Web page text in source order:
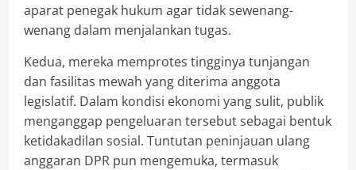
aparat penegak hukum agar tidak sewenang-
wenang dalam menjalankan tugas.
Kedua, mereka memprotes tingginya tunjangan
dan fasilitas mewah yang diterima anggota
legislatif. Dalam kondisi ekonomi yang sulit, publik
menganggap pengeluaran tersebut sebagai bentuk
ketidakadilan sosial. Tuntutan peninjauan ulang
anggaran DPR pun mengemuka, termasuk